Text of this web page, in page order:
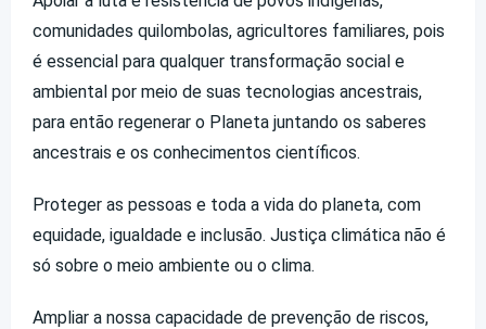
comunidades quilombolas, agricultores familiares, pois
é essencial para qualquer transformação social e
ambiental por meio de suas tecnologias ancestrais,
para então regenerar o Planeta juntando os saberes
ancestrais e os conhecimentos científicos.
Proteger as pessoas e toda a vida do planeta, com
equidade, igualdade e inclusão. Justiça climática não é
só sobre o meio ambiente ou o clima.
Ampliar a nossa capacidade de prevenção de riscos,